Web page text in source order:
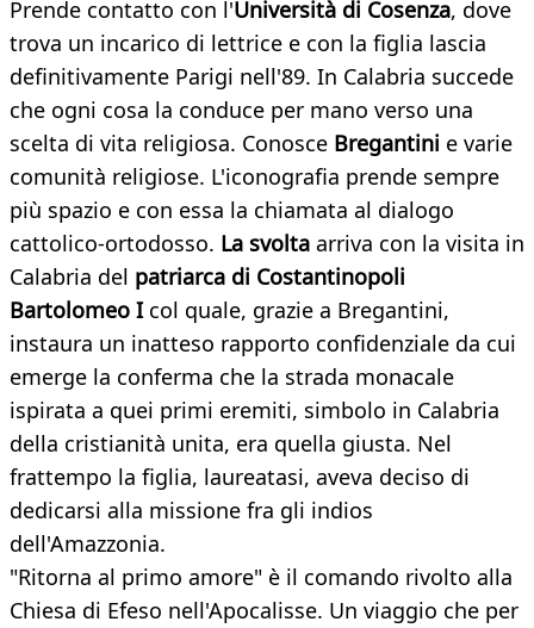
Prende contatto con l'Università di Cosenza, dove
trova un incarico di lettrice e con la figlia lascia
definitivamente Parigi nell'89. In Calabria succede
che ogni cosa la conduce per mano verso una
scelta di vita religiosa. Conosce Bregantini e varie
comunità religiose. L'iconografia prende sempre
più spazio e con essa la chiamata al dialogo
cattolico-ortodosso. La svolta arriva con la visita in
Calabria del patriarca di Costantinopoli
Bartolomeo Icol quale, grazie a Bregantini,
instaura un inatteso rapporto confidenziale da cui
emerge la conferma che la strada monacale
ispirata a quei primi eremiti, simbolo in Calabria
della cristianità unita, era quella giusta. Nel
frattempo la figlia, laureatasi, aveva deciso di
dedicarsi alla missione fra gli indios
dell'Amazzonia.
"Ritorna al primo amore" è il comando rivolto alla
Chiesa di Efeso nell'Apocalisse. Un viaggio che per